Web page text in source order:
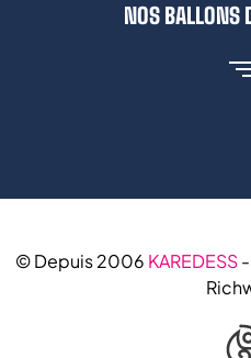
NOS BALLONS
© Depuis 2006 KAREDESS